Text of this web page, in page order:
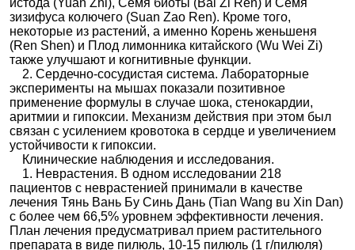
истода (Yuan Zhi), Семя биоты (Bai Zi Ren) и Семя
зизифуса колючего (Suan Zao Ren). Кроме того,
некоторые из растений, а именно Корень женьшеня
(Ren Shen) и Плод лимонника китайского (Wu Wei Zi)
также улучшают и когнитивные функции.
2. Сердечно-сосудистая система. Лабораторные
эксперименты на мышах показали позитивное
применение формулы в случае шока, стенокардии,
аритмии и гипоксии. Механизм действия при этом был
связан с усилением кровотока в сердце и увеличением
устойчивости к гипоксии.
Клинические наблюдения и исследования.
1. Неврастения. В одном исследовании 218
пациентов с неврастенией принимали в качестве
лечения Тянь Вань Бу Синь Дань (Tian Wang вu Xin Dan)
с более чем 66,5% уровнем эффективности лечения.
План лечения предусматривал прием растительного
препарата в виде пилюль, 10-15 пилюль (1 г/пилюля)